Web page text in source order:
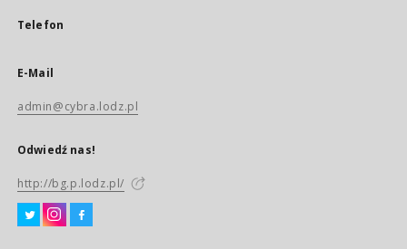
Telefon
E-Mail
admin@cybra.lodz.pl
Odwiedź nas!
http://bg.p.lodz.pl/